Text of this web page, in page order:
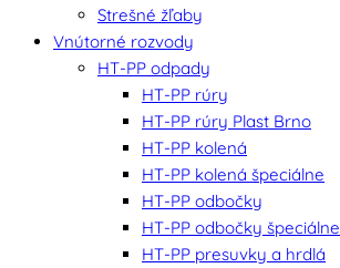
Strešné žľaby
Vnútorné rozvody
HT-PP odpady
HT-PP rúry
HT-PP rúry Plast Brno
HT-PP kolená
HT-PP kolená špeciálne
HT-PP odbočky
HT-PP odbočky špeciálne
HT-PP presuvky a hrdlá